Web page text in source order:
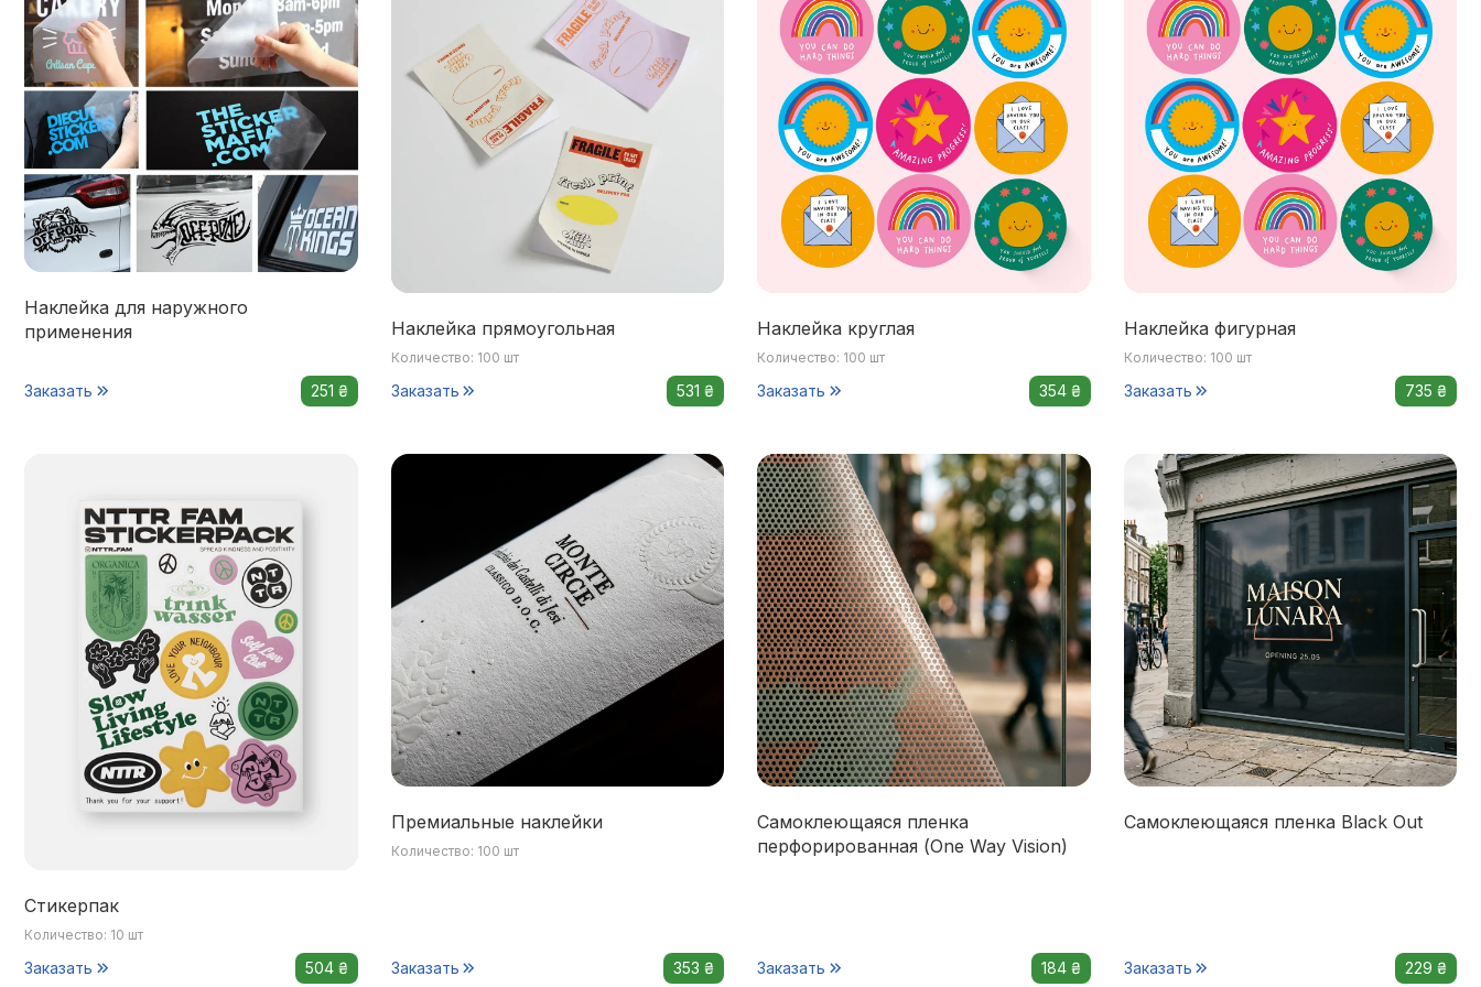
Наклейка для наружного
применения
Заказать 251 ₴
Наклейка прямоугольная
Количество: 100 шт
Заказать 531 ₴
Наклейка круглая
Количество: 100 шт
Заказать 354 ₴
Наклейка фигурная
Количество: 100 шт
Заказать 735 ₴
Стикерпак
Количество: 10 шт
Заказать 504 ₴
Премиальные наклейки
Количество: 100 шт
Заказать 353 ₴
Самоклеющаяся пленка
перфорированная (One Way Vision)
Заказать 184 ₴
Самоклеющаяся пленка Black Out
Заказать 229 ₴